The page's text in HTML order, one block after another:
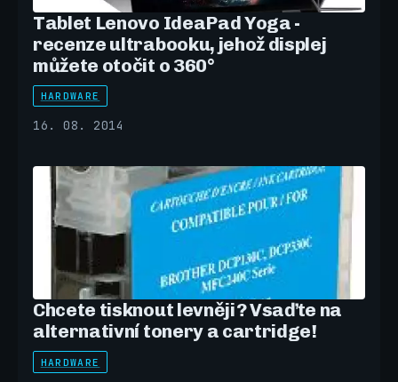
Tablet Lenovo IdeaPad Yoga -
recenze ultrabooku, jehož displej
můžete otočit o 360°
HARDWARE
16. 08. 2014
Chcete tisknout levněji? Vsaďte na
alternativní tonery a cartridge!
HARDWARE